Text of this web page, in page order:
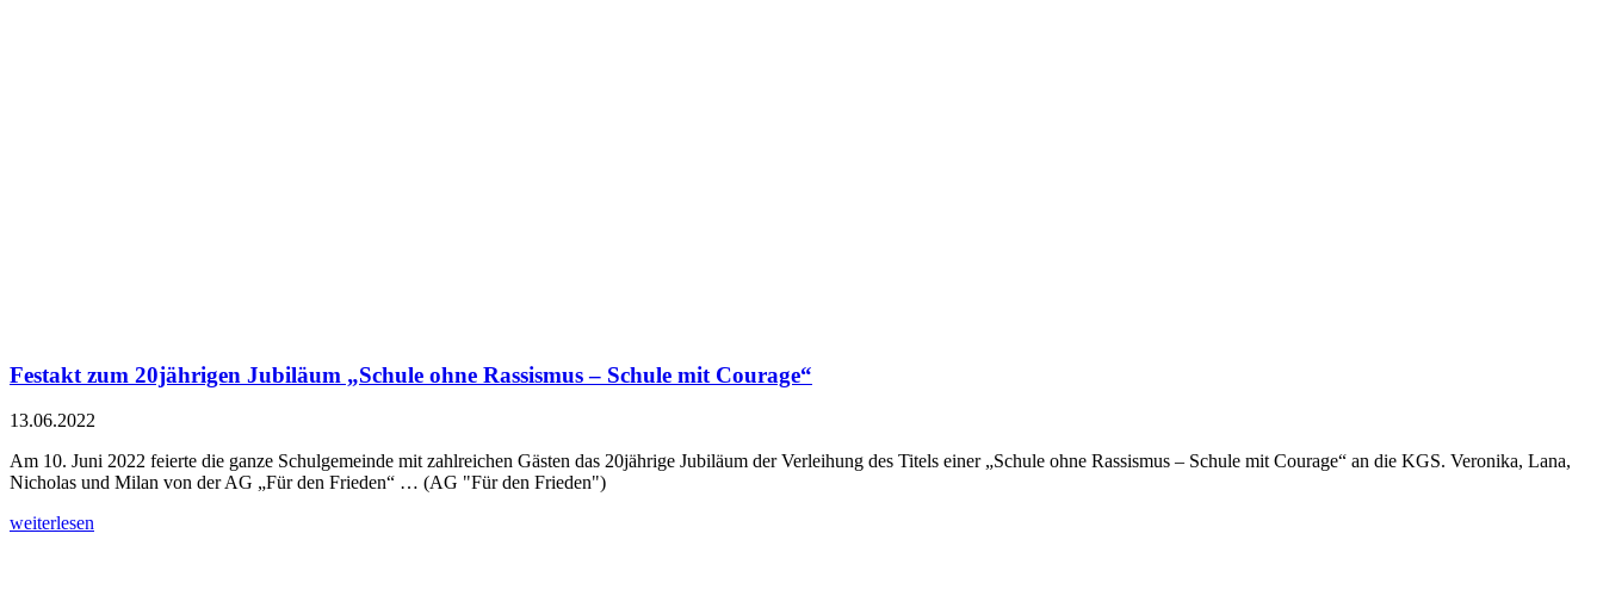
Festakt zum 20jährigen Jubiläum „Schule ohne Rassismus – Schule mit Courage“
13.06.2022
Am 10. Juni 2022 feierte die ganze Schulgemeinde mit zahlreichen Gästen das 20jährige Jubiläum der Verleihung des Titels einer „Schule ohne Rassismus – Schule mit Courage“ an die KGS. Veronika, Lana,
Nicholas und Milan von der AG „Für den Frieden“ … (AG "Für den Frieden")
weiterlesen